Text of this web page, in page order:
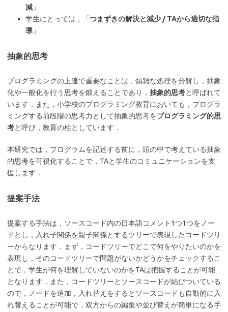
減 」
学生にとっては，「つまずきの解決と減少/TAから適切な指
導 」
抽象的思考
プログラミングの上達で重要なことは，煩雑な処理を分解し，抽象
化や一般化を行う思考を鍛えることであり， 抽象的思考と呼ばれて
います．また，小学校のプログラミング教育においても，プログラ
ミングする前段階の思考力として抽象的思考をプログラミング的思
考と呼び，教育の柱としています．
本研究では，プログラムを記述する前に，頭の中で考えている抽象
的思考を可視化することで，TAと学生のコミュニケーションを支
援します．
提案手法
提案する手法は，ソースコード内の日本語コメント1つ1つをノー
ドとし，入れ子関係を親子関係とするツリーで表現したコードツリ
ーからなります．まず，コードツリーでどこで何をやりたいのかを
表現し，そのコードツリーで問題がないかどうかをチェックするこ
とで，学生が何を理解していないのかをTAは把握することが可能
となります．また，コードツリーとソースコードが結びついている
ので，ノードを追加，入れ替えをするとソースコードも自動的に入
れ替えることが可能で，双方からの編集や並び替えが簡単になる手